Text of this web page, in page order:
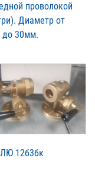
проволокой
Диаметр от
30мм.
12б3бк